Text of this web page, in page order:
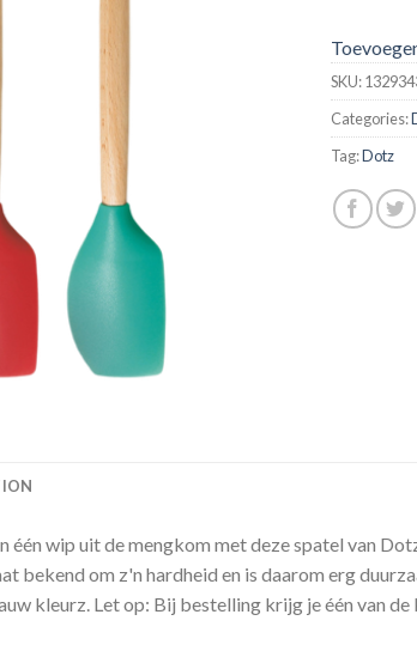
SKU:
Categories:
Tag:Dotz
één wip uit de mengkom met deze spatel van
bekend om z'n hardheid en is daarom erg
kleurz. Let op: Bij bestelling krijg je één van